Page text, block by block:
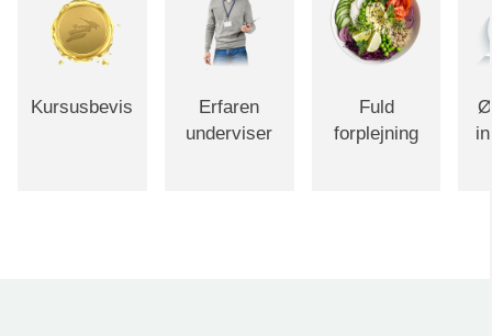
Kursusbevis
Erfaren
underviser
Fuld
forplejning